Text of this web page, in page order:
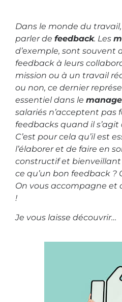
Dans le monde du
parler de feedback. Les
d’exemple, sont souvent
feedback à leurs
mission ou à un travail
ou non, ce dernier
essentiel dans le
salariés n’acceptent pas
feedbacks quand il
C’est pour cela qu’il est
l’élaborer et de faire en
constructif et bienveillant
ce qu’un bon feedback ?
On vous accompagne et
!
Je vous laisse découvrir…